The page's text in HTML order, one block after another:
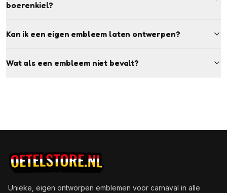
boerenkiel?
Kan ik een eigen embleem laten ontwerpen?
Wat als een embleem niet bevalt?
Unieke, eigen ontworpen emblemen voor carnaval in alle